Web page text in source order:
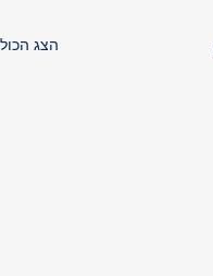
הצג הכול